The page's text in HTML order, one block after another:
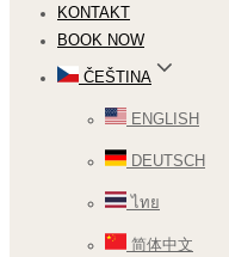
KONTAKT
BOOK NOW
ČEŠTINA
ENGLISH
DEUTSCH
ไทย
简体中文